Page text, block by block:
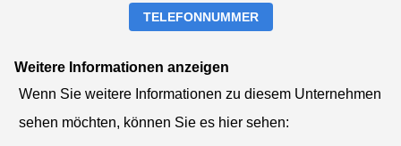
TELEFONNUMMER
Weitere Informationen anzeigen
Wenn Sie weitere Informationen zu diesem Unternehmen
sehen möchten, können Sie es hier sehen: